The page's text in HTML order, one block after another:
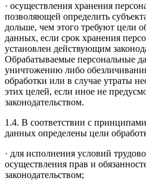
· осуществления хранения
позволяющей определить
дольше, чем этого требуют цели
данных, если срок хранения
установлен действующим
Обрабатываемые персональные
уничтожению либо
обработки или в случае утраты
этих целей, если иное не
законодательством.
1.4. В соответствии с
данных определены цели
· для исполнения условий
осуществления прав и
законодательством;